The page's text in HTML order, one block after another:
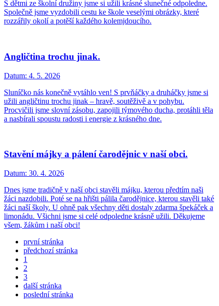
S dětmi ze školní družiny jsme si užili krásné slunečné odpoledne.
Společně jsme vyzdobili cestu ke škole veselými obrázky, které
rozzářily okolí a potěší každého kolemjdoucího.
Angličtina trochu jinak.
Datum: 4. 5. 2026
Sluníčko nás konečně vytáhlo ven! S prvňáčky a druháčky jsme si
užili angličtinu trochu jinak – hravě, soutěživě a v pohybu.
Procvičili jsme slovní zásobu, zapojili týmového ducha, protáhli těla
a nasbírali spoustu radosti i energie z krásného dne.
Stavění májky a pálení čarodějnic v naší obci.
Datum: 30. 4. 2026
Dnes jsme tradičně v naší obci stavěli májku, kterou předtím naši
žáci nazdobili. Poté se na hřišti pálila čarodějnice, kterou stavěli také
žáci naší školy. U ohně pak všechny děti dostaly zdarma špekáček a
limonádu. Všichni jsme si celé odpoledne krásně užili. Děkujeme
všem, žákům i naší obci!
první stránka
předchozí stránka
1
2
3
další stránka
poslední stránka